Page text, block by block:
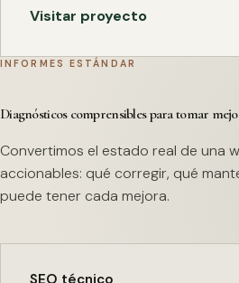
Visitar proyecto
INFORMES ESTÁNDAR
Diagnósticos comprensibles para tomar
Convertimos el estado real de una
accionables: qué corregir, qué
puede tener cada mejora.